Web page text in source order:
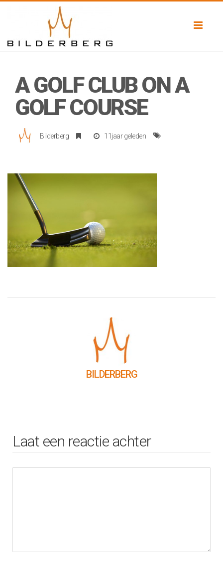
A GOLF CLUB ON A
GOLF COURSE
Bilderberg 11jaar geleden
BILDERBERG
Laat een reactie achter